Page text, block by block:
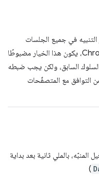
في جميع الجلسات
(إعادة تشغيل المتصفح). في Chrome، يكون هذا الخيار مضبوطًا
السابق، ولكن يجب ضبطه
مع المتصفّحات
بالملي ثانية بعد بداية
)